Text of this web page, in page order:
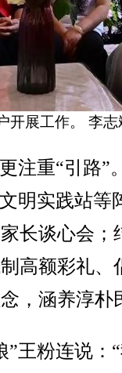
开展工作。 李志
重“引路”
明实践站等
长谈心会；
高额彩礼、
，涵养淳朴
粉连说：